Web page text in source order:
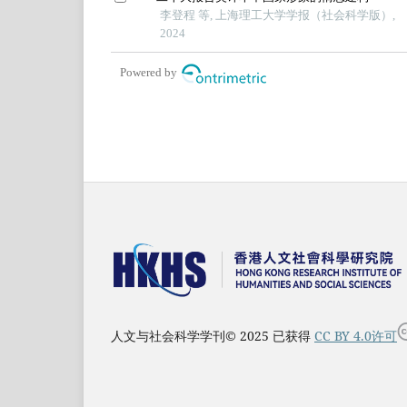
李登程 等, 上海理工大学学报（社会科学版）,
2024
Powered by
人文与社会科学学刊© 2025 已获得 CC BY 4.0许可